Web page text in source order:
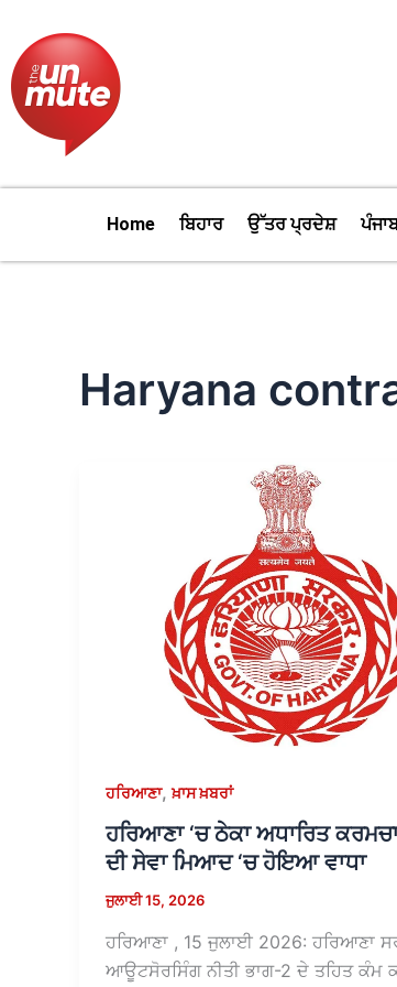
content
Home ਬਿਹਾਰ ਉੱਤਰ ਪ੍ਰਦੇਸ਼
Haryana
ਹਰਿਆਣਾ,ਖ਼ਾਸ ਖ਼ਬਰਾਂ
ਹਰਿਆਣਾ ‘ਚ ਠੇਕਾ ਅਧਾਰਿਤ
ਦੀ ਸੇਵਾ ਮਿਆਦ ‘ਚ ਹੋਇਆ ਵਾਧਾ
ਜੁਲਾਈ 15, 2026
ਹਰਿਆਣਾ , 15 ਜੁਲਾਈ 2026: ਹਰਿਆਣਾ
ਆਊਟਸੋਰਸਿੰਗ ਨੀਤੀ ਭਾਗ-2 ਦੇ ਤਹਿਤ ਕੰਮ